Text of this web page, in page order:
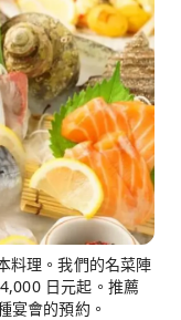
料理。我們的名菜陣
日元起。推薦
宴會的預約。